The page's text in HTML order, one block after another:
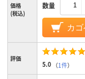
価格
(税込)
数量
カ
評価
5.0 （1件）